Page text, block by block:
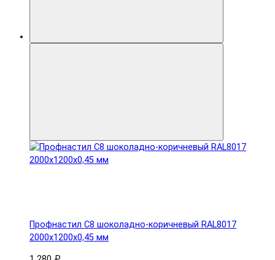
Профнастил С8 шоколадно-коричневый RAL8017
2000х1200х0,45 мм